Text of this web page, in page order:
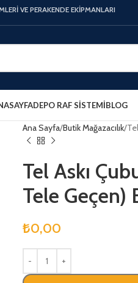
VE PERAKENDE EKİPMANLARI
DEPO RAF SISTEMIBLOG
Ana Sayfa Butik Mağazacılık
Tel Askı
Tele Geçen)
₺0,00